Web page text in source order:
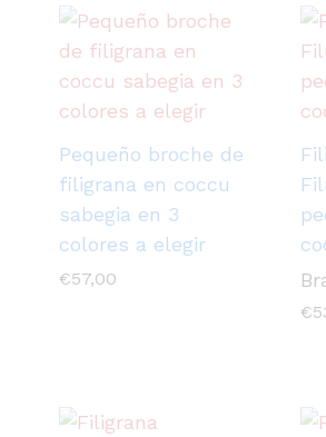
Pequeño broche de
filigrana en coccu
sabegia en 3
colores a elegir
€57,00
€